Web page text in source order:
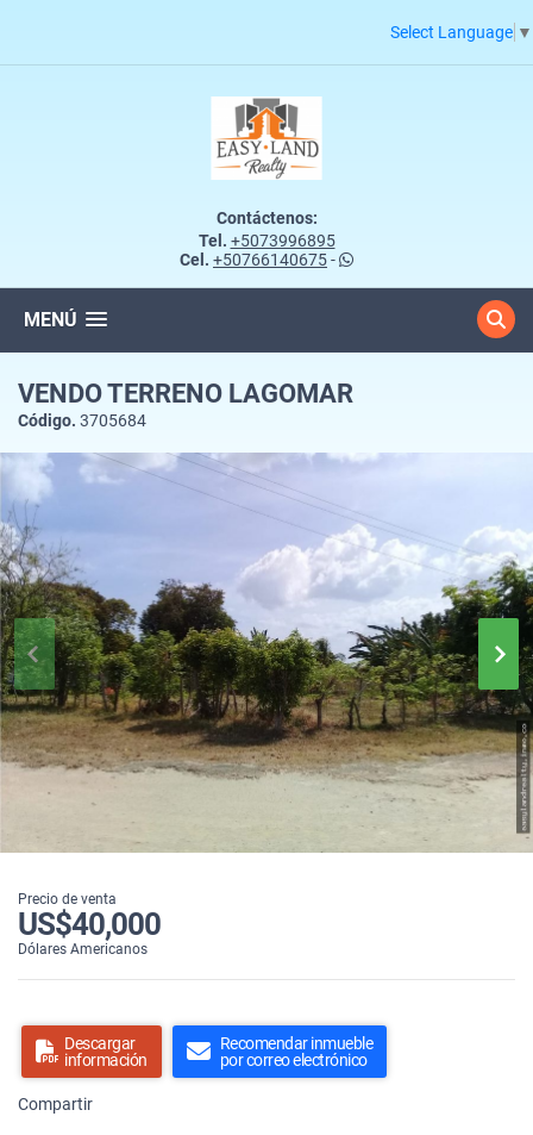
Select Language ▼
Contáctenos:
Tel. +5073996895
Cel. +50766140675-
MENÚ
VENDO TERRENO LAGOMAR
Código. 3705684
Precio de venta
US$40,000
Dólares Americanos
Descargar
información
Recomendar inmueble
por correo electrónico
Compartir